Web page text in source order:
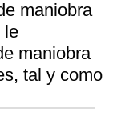
maniobra
le
maniobra
tal y como